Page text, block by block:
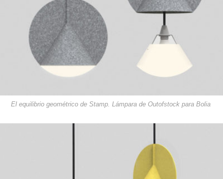
El equilibrio geométrico de Stamp. Lámpara de Outofstock para Bolia